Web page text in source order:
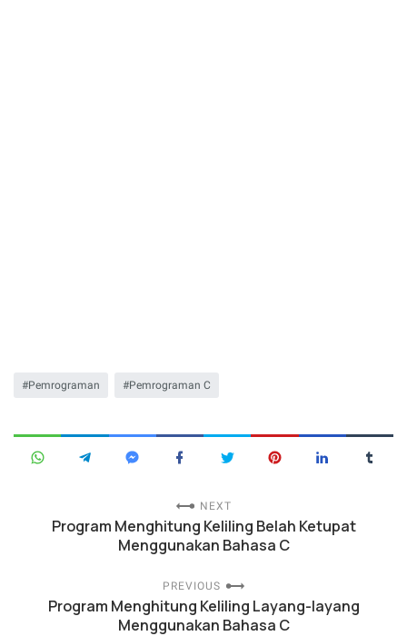
Pemrograman Pemrograman C
NEXT
Program Menghitung Keliling Belah Ketupat
Menggunakan Bahasa C
PREVIOUS
Program Menghitung Keliling Layang-layang
Menggunakan Bahasa C